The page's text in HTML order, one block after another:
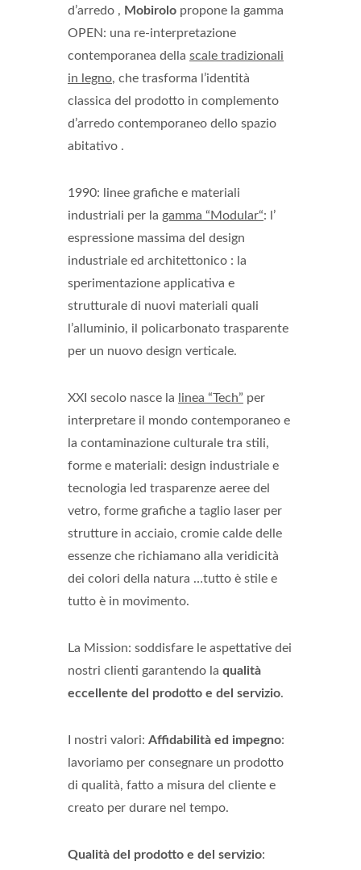
d’arredo , Mobirolo propone la gamma
OPEN: una re-interpretazione
contemporanea della scale tradizionali
in legno, che trasforma l’identità
classica del prodotto in complemento
d’arredo contemporaneo dello spazio
abitativo .
1990: linee grafiche e materiali
industriali per la gamma “Modular“: l’
espressione massima del design
industriale ed architettonico : la
sperimentazione applicativa e
strutturale di nuovi materiali quali
l’alluminio, il policarbonato trasparente
per un nuovo design verticale.
XXI secolo nasce la linea “Tech” per
interpretare il mondo contemporaneo e
la contaminazione culturale tra stili,
forme e materiali: design industriale e
tecnologia led trasparenze aeree del
vetro, forme grafiche a taglio laser per
strutture in acciaio, cromie calde delle
essenze che richiamano alla veridicità
dei colori della natura …tutto è stile e
tutto è in movimento.
La Mission: soddisfare le aspettative dei
nostri clienti garantendo la qualità
eccellente del prodotto e del servizio.
I nostri valori: Affidabilità ed impegno:
lavoriamo per consegnare un prodotto
di qualità, fatto a misura del cliente e
creato per durare nel tempo.
Qualità del prodotto e del servizio: